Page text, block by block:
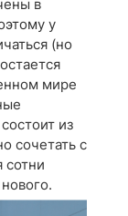
в
у
(но
мире
из
сочетать с
сотни